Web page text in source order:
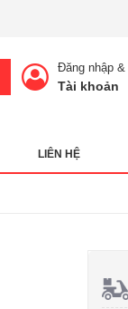
Đăng nhập &
Tài khoản
LIÊN HỆ